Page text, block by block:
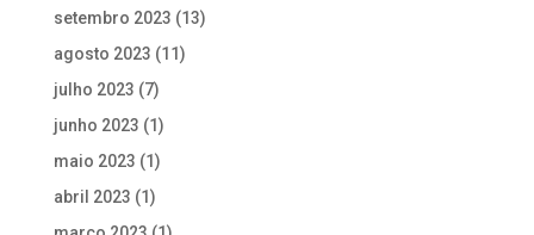
setembro 2023 (13)
agosto 2023 (11)
julho 2023 (7)
junho 2023 (1)
maio 2023 (1)
abril 2023 (1)